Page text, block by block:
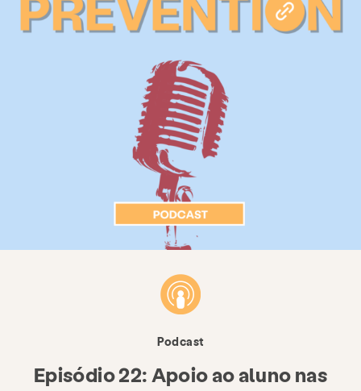
Podcast
Episódio 22: Apoio ao aluno nas